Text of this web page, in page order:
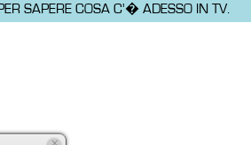
SAPERE COSA C'� ADESSO IN TV.